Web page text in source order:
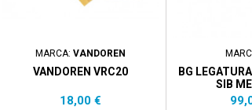
MARCA: VANDOREN
VANDOREN VRC20
Prezzo
18,00 €
BG
SIB